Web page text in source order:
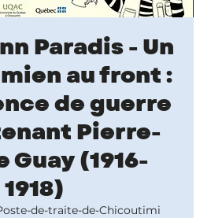
Paradis - Un
au front :
de guerre
Pierre-
Guay (1916-
1918)
de-traite-de-Chicoutimi